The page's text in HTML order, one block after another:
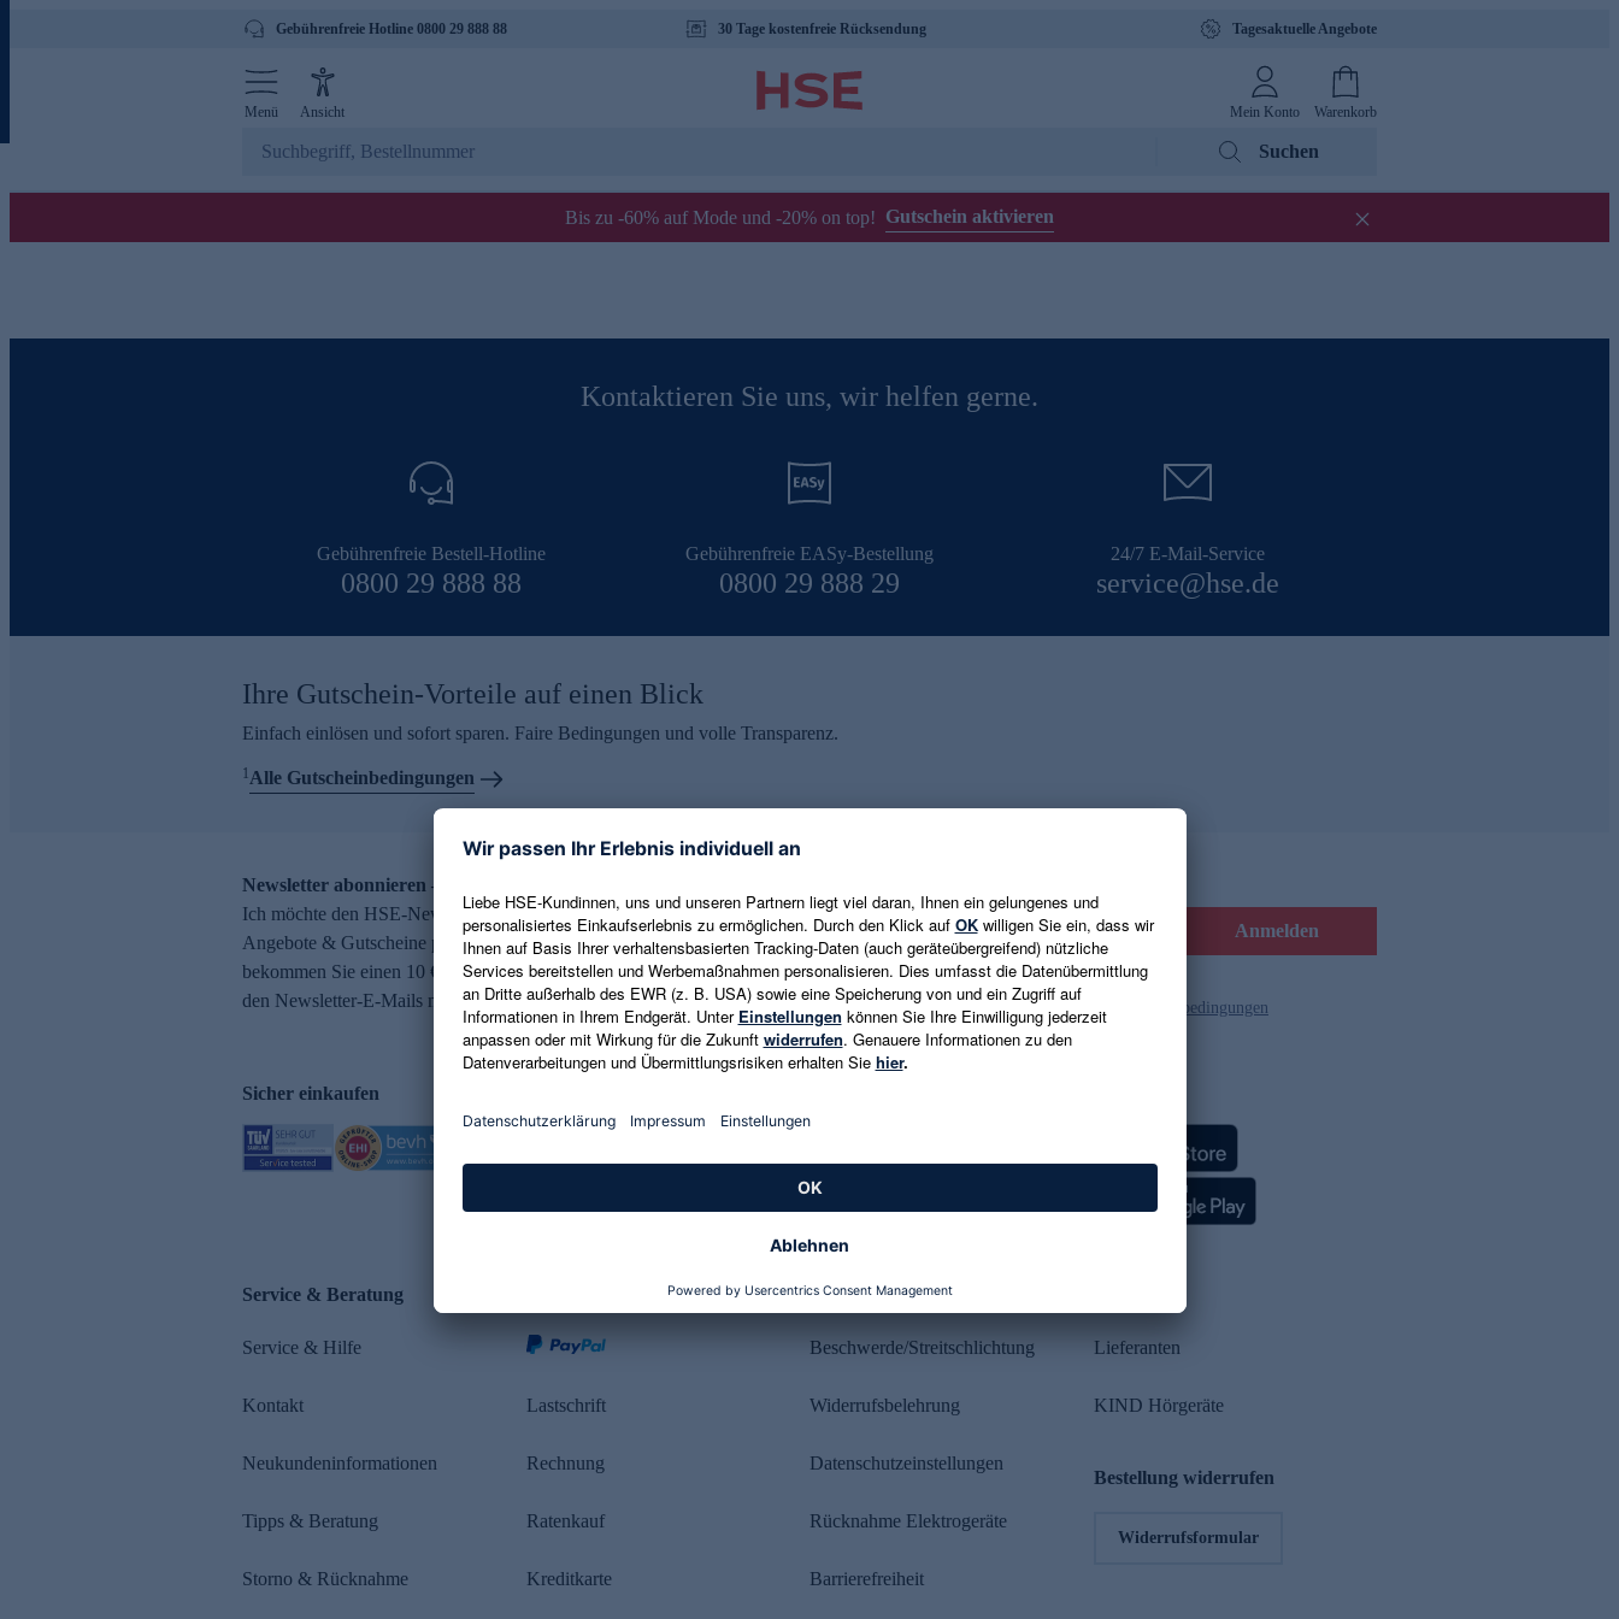
Gebührenfreie Hotline 0800 29 888 88 30 Tage kostenfreie Rücksendung Tagesaktuelle Angebote
Menü Ansicht Mein Konto Warenkorb
Suchen
Bis zu -60% auf Mode und -20% on top! Gutschein aktivieren
Kontaktieren Sie uns, wir helfen gerne.
Gebührenfreie Bestell-Hotline
0800 29 888 88
Gebührenfreie EASy-Bestellung
0800 29 888 29
24/7 E-Mail-Service
service@hse.de
Ihre Gutschein-Vorteile auf einen Blick
Einfach einlösen und sofort sparen. Faire Bedingungen und volle Transparenz.
1Alle Gutscheinbedingungen
Newsletter abonnieren – 10 € Gutschein erhalten
Ich möchte den HSE-Newsletter abonnieren und aktuelle Trends,
Angebote & Gutscheine per E-Mail erhalten. Als Dankeschön
bekommen Sie einen 10 € Gutschein. Eine Abmeldung ist jederzeit in
den Newsletter-E-Mails möglich.
E-Mail-Adresse eingeben Anmelden
Es gelten die Datenschutzrichtlinien und die Gutscheinbedingungen
Sicher einkaufen
Service & Beratung
Service & Hilfe
Kontakt
Neukundeninformationen
Tipps & Beratung
Storno & Rücknahme
Lastschrift
Rechnung
Ratenkauf
Kreditkarte
Rechtliches
Beschwerde/Streitschlichtung
Widerrufsbelehrung
Datenschutzeinstellungen
Rücknahme Elektrogeräte
Barrierefreiheit
Lieferanten
KIND Hörgeräte
Bestellung widerrufen
Widerrufsformular